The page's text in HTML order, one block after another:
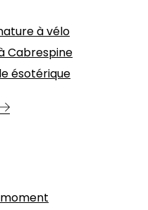
à vélo
Cabrespine
ésotérique